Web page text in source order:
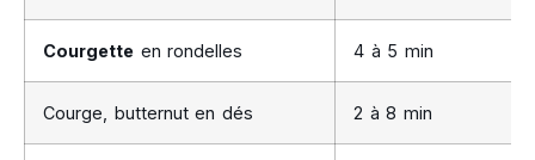
Courgette en rondelles 4 à 5 min
Courge, butternut en dés 2 à 8 min